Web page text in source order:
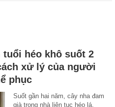
tuổi héo khô suốt 2
xử lý của người
phục
Suốt gần hai năm, cây nha đam
già trong nhà liên tục héo lá,